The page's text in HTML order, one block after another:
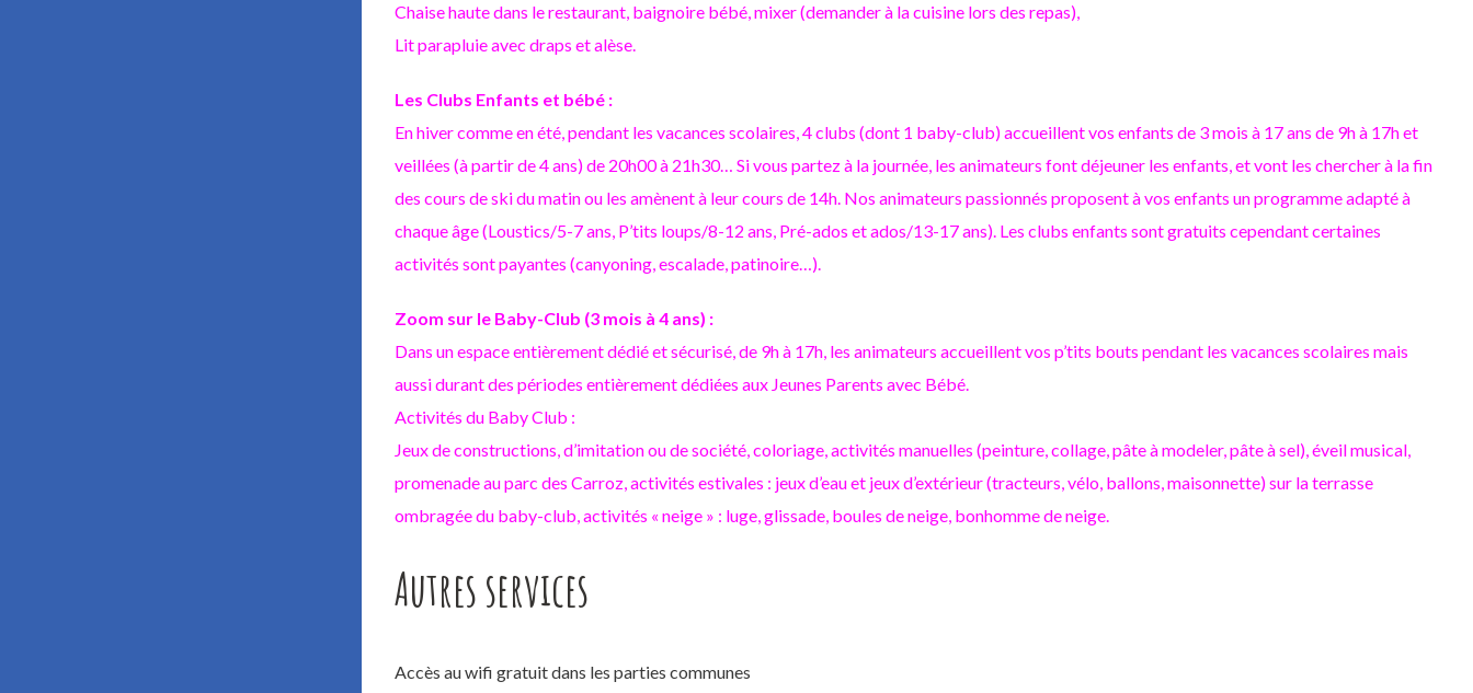
Chaise haute dans le restaurant, baignoire bébé, mixer (demander à la cuisine lors des repas),
Lit parapluie avec draps et alèse.
Les Clubs Enfants et bébé :
En hiver comme en été, pendant les vacances scolaires, 4 clubs (dont 1 baby-club) accueillent vos enfants de 3 mois à 17 ans de 9h à 17h et
veillées (à partir de 4 ans) de 20h00 à 21h30… Si vous partez à la journée, les animateurs font déjeuner les enfants, et vont les chercher à la fin
des cours de ski du matin ou les amènent à leur cours de 14h. Nos animateurs passionnés proposent à vos enfants un programme adapté à
chaque âge (Loustics/5-7 ans, P’tits loups/8-12 ans, Pré-ados et ados/13-17 ans). Les clubs enfants sont gratuits cependant certaines
activités sont payantes (canyoning, escalade, patinoire…).
Zoom sur le Baby-Club (3 mois à 4 ans) :
Dans un espace entièrement dédié et sécurisé, de 9h à 17h, les animateurs accueillent vos p’tits bouts pendant les vacances scolaires mais
aussi durant des périodes entièrement dédiées aux Jeunes Parents avec Bébé.
Activités du Baby Club :
Jeux de constructions, d’imitation ou de société, coloriage, activités manuelles (peinture, collage, pâte à modeler, pâte à sel), éveil musical,
promenade au parc des Carroz, activités estivales : jeux d’eau et jeux d’extérieur (tracteurs, vélo, ballons, maisonnette) sur la terrasse
ombragée du baby-club, activités « neige » : luge, glissade, boules de neige, bonhomme de neige.
Autres services
Accès au wifi gratuit dans les parties communes